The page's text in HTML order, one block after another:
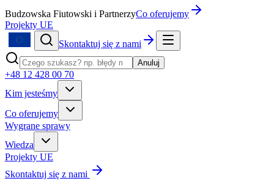
Budzowska Fiutowski i PartnerzyCo oferujemy
Projekty UE
Skontaktuj się z nami
Anuluj
+48 12 428 00 70
Kim jesteśmy
Co oferujemy
Wygrane sprawy
Wiedza
Projekty UE
Skontaktuj się z nami